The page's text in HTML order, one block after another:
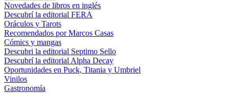
Novedades de libros en inglés
Descubrí la editorial FERA
Oráculos y Tarots
Recomendados por Marcos Casas
Cómics y mangas
Descubri la editorial Septimo Sello
Descubrí la editorial Alpha Decay
Oportunidades en Puck, Titania y Umbriel
Vinilos
Gastronomía